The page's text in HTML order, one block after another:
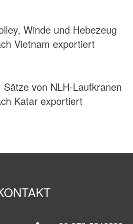
Winde und Hebezeug
Vietnam exportiert
Sätze von NLH-Laufkranen
Katar exportiert